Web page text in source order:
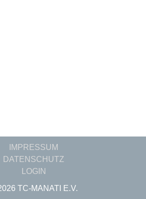
IMPRESSUM
DATENSCHUTZ
LOGIN
TC-MANATI E.V.